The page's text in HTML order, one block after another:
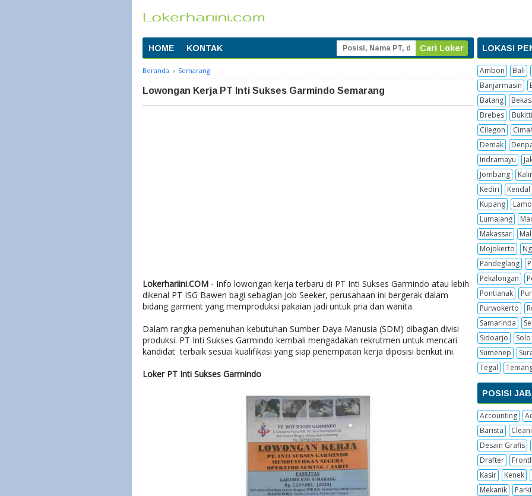
HOME KONTAK
Beranda › Semarang
Lowongan Kerja PT Inti Sukses Garmindo Semarang
Lokerhariini.COM - Info lowongan kerja terbaru di PT Inti Sukses Garmindo atau lebih
dikenal PT ISG Bawen bagi sebagian Job Seeker, perusahaan ini bergerak dalam
bidang garment yang memproduksi pakaian jadi untuk pria dan wanita.
Dalam rangka pemenuhan kebutuhan Sumber Daya Manusia (SDM) dibagian divisi
produksi. PT Inti Sukses Garmindo kembali mengadakan rekrutmen untuk mencari
kandidat terbaik sesuai kualifikasi yang siap penempatan kerja diposisi berikut ini.
Loker PT Inti Sukses Garmindo
LOKASI
Ambon
Bali
Banjarmasin
Batang
Brebes
Cilegon
Demak
Indramayu
Jombang
Kediri
Kendal
Kupang
Lumajang
Makassar
Mojokerto
Pandeglang
Pekalongan
Pontianak
Purwokerto
Samarinda
Sidoarjo
Solo
Sumenep
Tegal
POSISI
Accounting
Barista
Desain Grafis
Drafter
Kasir
Kenek
Mekanik